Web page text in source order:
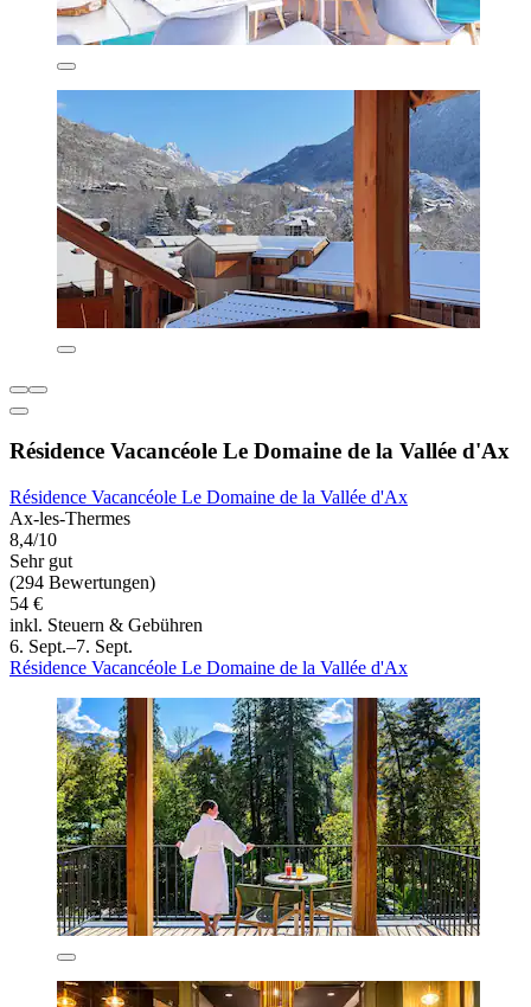
Résidence Vacancéole Le Domaine de la Vallée d'Ax
Résidence Vacancéole Le Domaine de la Vallée d'Ax
Ax-les-Thermes
8,4/10
Sehr gut
(294 Bewertungen)
54 €
inkl. Steuern & Gebühren
6. Sept.–7. Sept.
Résidence Vacancéole Le Domaine de la Vallée d'Ax